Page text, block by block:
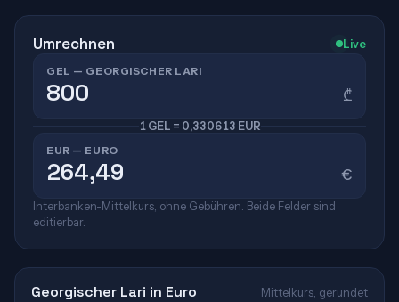
Umrechnen Live
GEL — GEORGISCHER LARI
₾
1 GEL = 0,330613 EUR
EUR — EURO
€
Interbanken-Mittelkurs, ohne Gebühren. Beide Felder sind
editierbar.
Georgischer Lari in Euro Mittelkurs, gerundet